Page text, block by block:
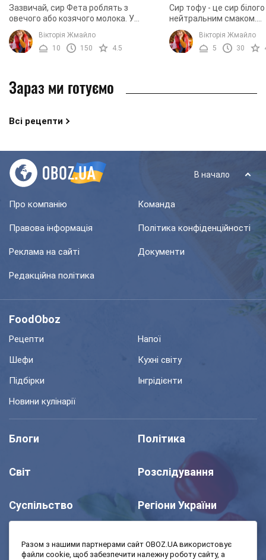
Зазвичай, сир Фета роблять з
овечого або козячого молока. У
нашому рецепті ми будемо
використовувати коров'яче молоко.
Цей сир використовують у всіх ...
Вікторія Жмайло
10
150 4.5
Сир тофу - це сир
нейтральним смаком.
Низькокалорійний
виготовляється з
улюбленим продуктом ...
Вікторія Жмайло
5
30
Зараз ми готуємо
Всі рецепти
В начало
Про компанію Команда
Правова інформація Політика конфіденційності
Реклама на сайті Документи
Редакційна політика
FoodOboz
Рецепти
Напої
Шефи
Кухні світу
Підбірки
Інгрідієнти
Новини кулінарії
Блоги Політика
Світ Розслідування
Суспільство Регіони України
Разом з нашими партнерами сайт OBOZ.UA використовує
файли cookie, щоб забезпечити належну роботу сайту, а